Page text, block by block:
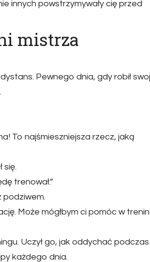
innych powstrzymywały cię przed
mistrza
Pewnego dnia, gdy robił
To najśmieszniejsza rzecz, jaką
się.
trenował.”
podziwem.
Może mógłbym ci pomóc w
Uczył go, jak oddychać
każdego dnia.